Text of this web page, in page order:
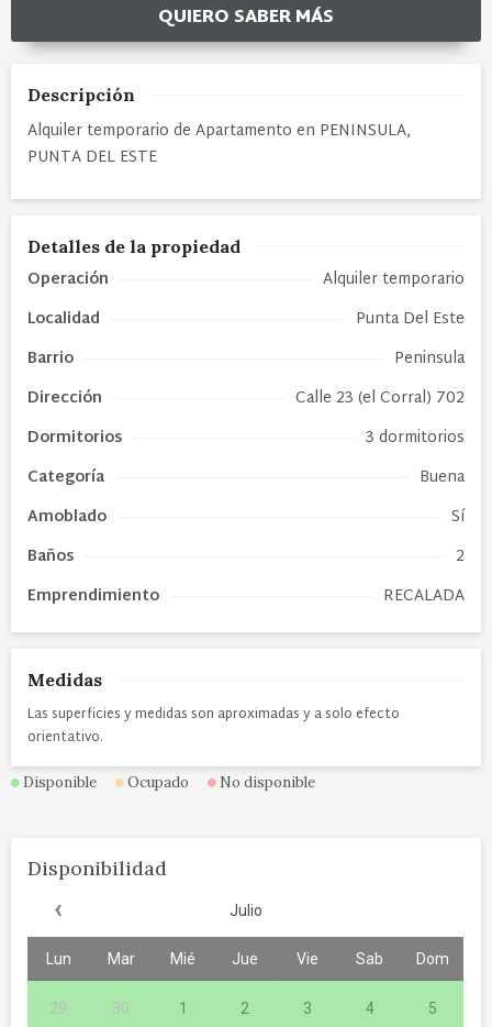
QUIERO SABER MÁS
Descripción
Alquiler temporario de Apartamento en PENINSULA,
PUNTA DEL ESTE
Detalles de la propiedad
Operación
Alquiler temporario
Localidad
Punta Del Este
Barrio
Peninsula
Dirección
Calle 23 (el Corral) 702
Dormitorios
3 dormitorios
Categoría
Buena
Amoblado
Sí
Baños
2
Emprendimiento
RECALADA
Medidas
Las superficies y medidas son aproximadas y a solo efecto
orientativo.
Disponible Ocupado No disponible
Disponibilidad
‹ Julio
Lun Mar Mié Jue Vie Sab Dom
29 30 1 2 3 4 5